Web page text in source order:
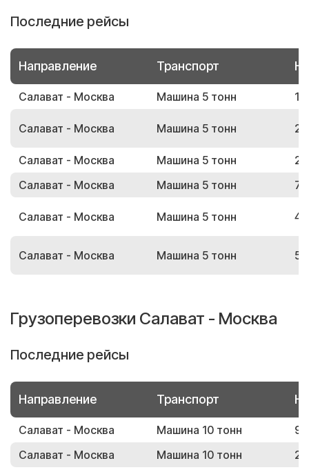
Последние рейсы
Направление Транспорт
Салават - Москва Машина 5 тонн
Салават - Москва Машина 5 тонн
Салават - Москва Машина 5 тонн
Салават - Москва
Машина 5 тонн
Салават - Москва Машина 5 тонн
Салават - Москва Машина 5 тонн
Грузоперевозки Салават - Москва
Последние рейсы
Направление Транспорт
Салават - Москва Машина 10 тонн
Салават - Москва
Машина 10 тонн